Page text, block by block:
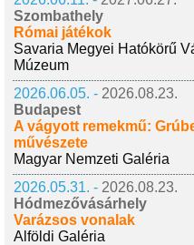
Szombathely
Római játékok
Savaria Megyei Hatókörű
Múzeum
2026.06.05. - 2026.08.23.
Budapest
A vágyott remekmű:
művészete
Magyar Nemzeti Galéria
2026.05.31. - 2026.08.23.
Hódmezővásárhely
Varázsos vonalak
Alföldi Galéria